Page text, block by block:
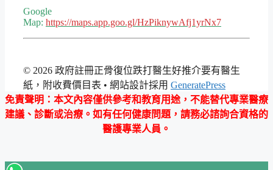
Google
Map: https://maps.app.goo.gl/HzPiknywAfj1yrNx7
© 2026 政府註冊正骨復位跌打醫生好推介要有醫生
紙，附收費價目表 • 網站設計採用 GeneratePress
免責聲明 ：本文內容僅供參考和教育用途，不能替代專業醫療
建議、診斷或治療。如有任何健康問題，請務必諮詢合資格的
醫護專業人員。